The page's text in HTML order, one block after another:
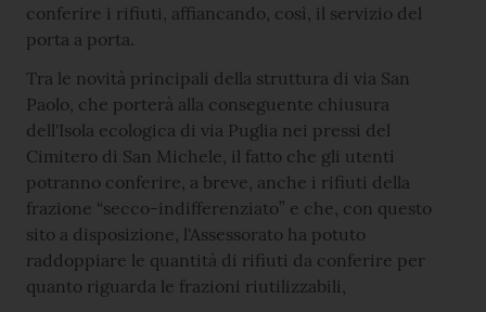
conferire i rifiuti, affiancando, così, il servizio del
porta a porta.
Tra le novità principali della struttura di via San
Paolo, che porterà alla conseguente chiusura
dell'Isola ecologica di via Puglia nei pressi del
Cimitero di San Michele, il fatto che gli utenti
potranno conferire, a breve, anche i rifiuti della
frazione “secco-indifferenziato” e che, con questo
sito a disposizione, l'Assessorato ha potuto
raddoppiare le quantità di rifiuti da conferire per
quanto riguarda le frazioni riutilizzabili,